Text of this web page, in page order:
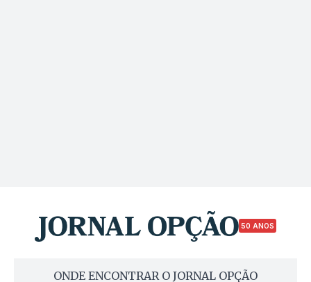
50 ANOS
ONDE ENCONTRAR O JORNAL OPÇÃO